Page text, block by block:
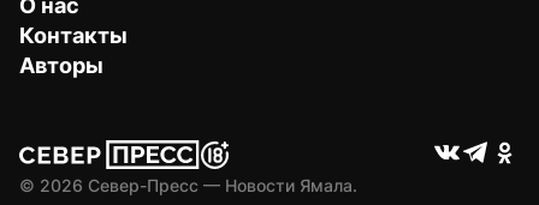
О нас
Контакты
Авторы
© 2026 Север-Пресс — Новости Ямала.